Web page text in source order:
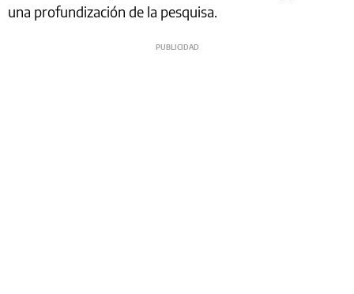
una profundización de la pesquisa.